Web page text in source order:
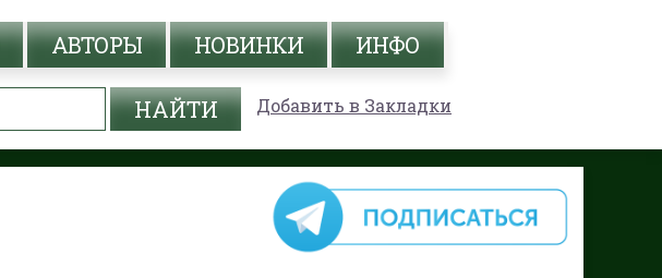
АВТОРЫ НОВИНКИ ИНФО
Добавить в Закладки